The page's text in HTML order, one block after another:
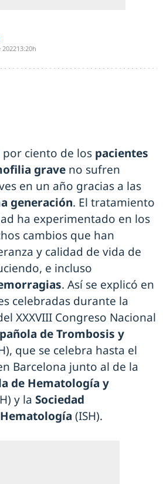
13:20h
por ciento de los pacientes
grave no sufren
en un año gracias a las
generación. El tratamiento
ha experimentado en los
cambios que han
y calidad de vida de
e incluso
. Así se explicó en
celebradas durante la
XXXVIII Congreso Nacional
de Trombosis y
que se celebra hasta el
Barcelona junto al de la
de Hematología y
y la Sociedad
(ISH).